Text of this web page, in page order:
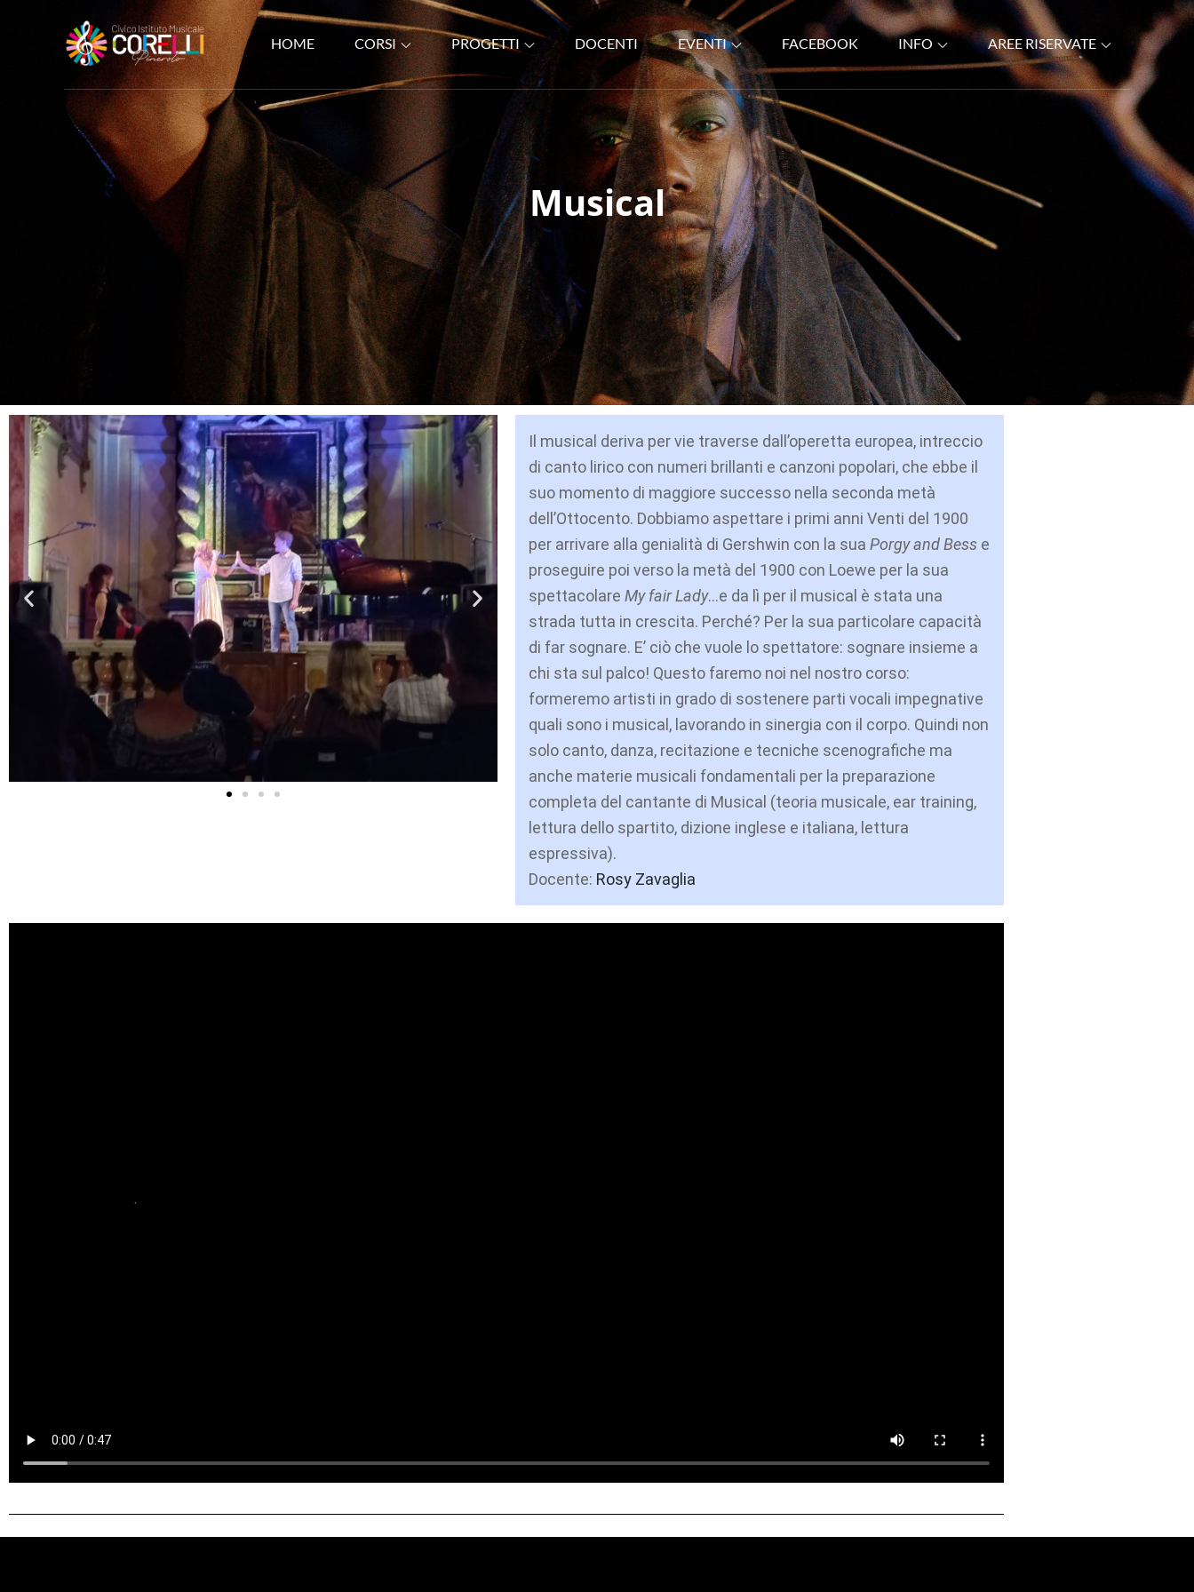
CORSI DI MUSICA PINEROLO
HOME CORSI PROGETTI DOCENTI EVENTI FACEBOOK INFO AREE RISERVATE
Musical
Il musical deriva per vie traverse dall’operetta europea, intreccio
di canto lirico con numeri brillanti e canzoni popolari, che ebbe il
suo momento di maggiore successo nella seconda metà
dell’Ottocento. Dobbiamo aspettare i primi anni Venti del 1900
per arrivare alla genialità di Gershwin con la sua Porgy and Bess e
proseguire poi verso la metà del 1900 con Loewe per la sua
spettacolare My fair Lady…e da lì per il musical è stata una
strada tutta in crescita. Perché? Per la sua particolare capacità
di far sognare. E’ ciò che vuole lo spettatore: sognare insieme a
chi sta sul palco! Questo faremo noi nel nostro corso:
formeremo artisti in grado di sostenere parti vocali impegnative
quali sono i musical, lavorando in sinergia con il corpo. Quindi non
solo canto, danza, recitazione e tecniche scenografiche ma
anche materie musicali fondamentali per la preparazione
completa del cantante di Musical (teoria musicale, ear training,
lettura dello spartito, dizione inglese e italiana, lettura
espressiva).
Docente: Rosy Zavaglia